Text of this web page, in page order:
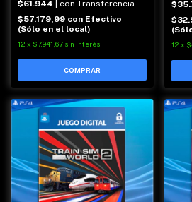
$61.944
| con Transferencia
$57.179,99 con Efectivo
(Sólo en el local)
12 x $7.941,67 sin interés 12 x